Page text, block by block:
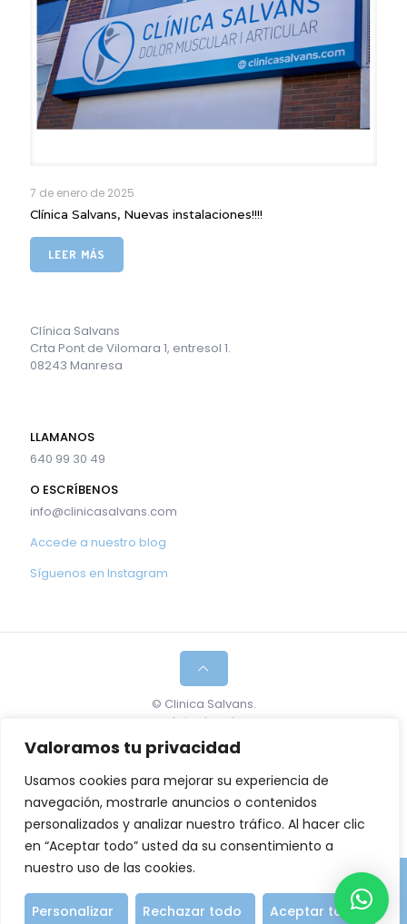
Valoramos tu privacidad
Usamos cookies para mejorar su experiencia de
navegación, mostrarle anuncios o contenidos
personalizados y analizar nuestro tráfico. Al hacer clic
en “Aceptar todo” usted da su consentimiento a
nuestro uso de las cookies.
Personalizar Rechazar todo Aceptar todo
7 de enero de 2025
Clínica Salvans, Nuevas instalaciones!!!!
LEER MÁS
Clínica Salvans
Crta Pont de Vilomara 1, entresol 1.
08243 Manresa
LLAMANOS
640 99 30 49
O ESCRÍBENOS
info@clinicasalvans.com
Accede a nuestro blog
Síguenos en Instagram
© Clinica Salvans.
Aviso legal
Política de cookies.
Tratamiento del Dolor y Medicina Regenerativa. Núm
de colegiada: 38395.
Pide cita
640 99 30 49